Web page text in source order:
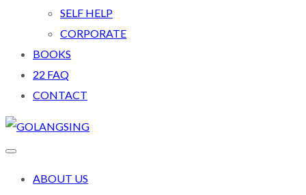
SELF HELP
CORPORATE
BOOKS
22 FAQ
CONTACT
ABOUT US